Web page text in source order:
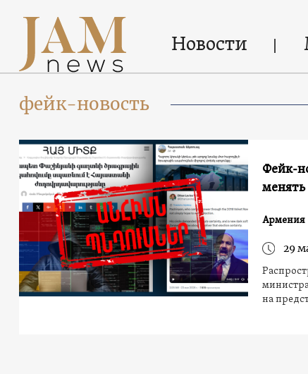
Новости
фейк-новость
Фейк-
менять
Армения
29
на